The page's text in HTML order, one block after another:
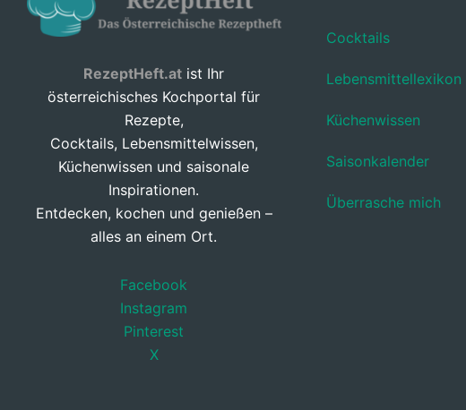
RezeptHeft.at ist Ihr
österreichisches Kochportal für
Rezepte,
Cocktails, Lebensmittelwissen,
Küchenwissen und saisonale
Inspirationen.
Entdecken, kochen und genießen –
alles an einem Ort.
Facebook
Instagram
Pinterest
X
Cocktails
Lebensmittellexikon
Küchenwissen
Saisonkalender
Überrasche mich